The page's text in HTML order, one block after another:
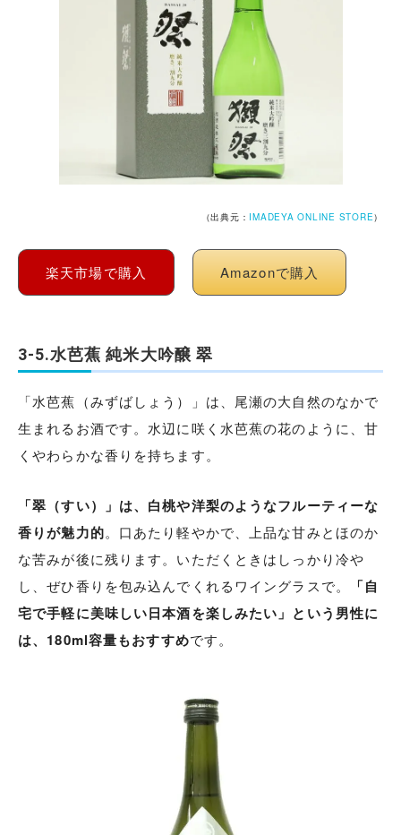
（出典元： IMADEYA ONLINE STORE）
楽天市場で購入 Amazonで購入
3-5.水芭蕉 純米大吟醸 翠
「水芭蕉（みずばしょう）」は、尾瀬の大自然のなかで
生まれるお酒です。水辺に咲く水芭蕉の花のように、甘
くやわらかな香りを持ちます。
「翠（すい）」は、白桃や洋梨のようなフルーティーな
香りが魅力的。口あたり軽やかで、上品な甘みとほのか
な苦みが後に残ります。いただくときはしっかり冷や
し、ぜひ香りを包み込んでくれるワイングラスで。
「自
宅で手軽に美味しい日本酒を楽しみたい」という男性に
は、180ml容量もおすすめです。